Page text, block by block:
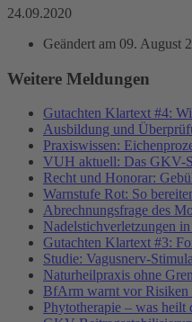
24.09.2020
Geändert am 09. August
Weitere Meldungen
Gutachten Klartext #4:
Ausbildung und
Praxiswissen:
VUH aktuell: Das GKV-
Recht und Honorar:
Warnstufe Rot: So
Abrechnungsfrage des
Nadelstichverletzungen
Gutachten Klartext #3:
Studie: Vagusnerv-
Naturheilpraxis ohne
BfArm warnt vor Risiken
Phytotherapie – was